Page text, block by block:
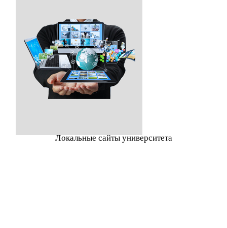
Локальные сайты университета